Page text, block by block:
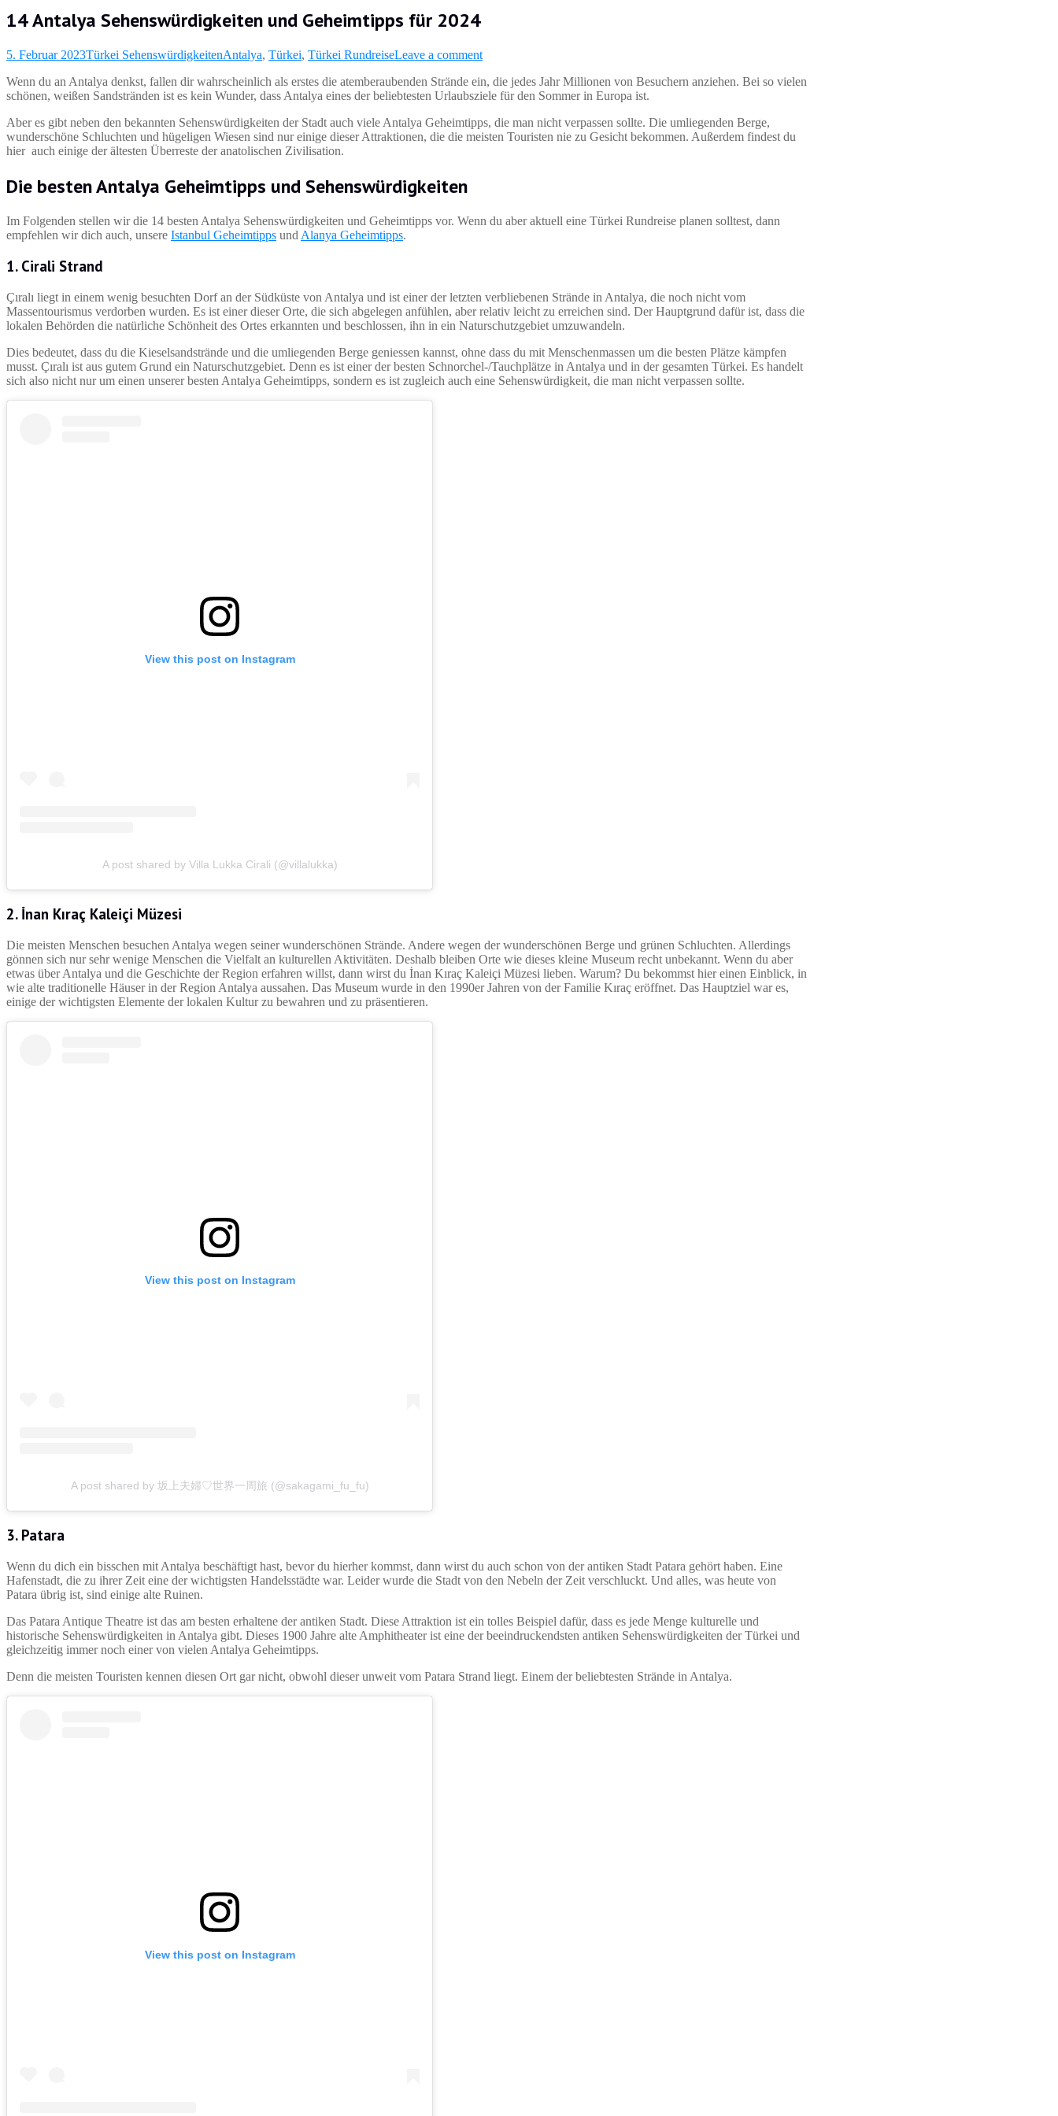
14 Antalya Sehenswürdigkeiten und Geheimtipps für 2024
5. Februar 2023Türkei SehenswürdigkeitenAntalya, Türkei, Türkei RundreiseLeave a comment
Wenn du an Antalya denkst, fallen dir wahrscheinlich als erstes die atemberaubenden Strände ein, die jedes Jahr Millionen von Besuchern anziehen. Bei so vielen
schönen, weißen Sandstränden ist es kein Wunder, dass Antalya eines der beliebtesten Urlaubsziele für den Sommer in Europa ist.
Aber es gibt neben den bekannten Sehenswürdigkeiten der Stadt auch viele Antalya Geheimtipps, die man nicht verpassen sollte. Die umliegenden Berge,
wunderschöne Schluchten und hügeligen Wiesen sind nur einige dieser Attraktionen, die die meisten Touristen nie zu Gesicht bekommen. Außerdem findest du
hier auch einige der ältesten Überreste der anatolischen Zivilisation.
Die bestenAntalya Geheimtipps und Sehenswürdigkeiten
Im Folgenden stellen wir die 14 besten Antalya Sehenswürdigkeiten und Geheimtipps vor. Wenn du aber aktuell eine Türkei Rundreise planen solltest, dann
empfehlen wir dich auch, unsere Istanbul Geheimtipps und Alanya Geheimtipps.
1. Cirali Strand
Çıralı liegt in einem wenig besuchten Dorf an der Südküste von Antalya und ist einer der letzten verbliebenen Strände in Antalya, die noch nicht vom
Massentourismus verdorben wurden. Es ist einer dieser Orte, die sich abgelegen anfühlen, aber relativ leicht zu erreichen sind. Der Hauptgrund dafür ist, dass die
lokalen Behörden die natürliche Schönheit des Ortes erkannten und beschlossen, ihn in ein Naturschutzgebiet umzuwandeln.
Dies bedeutet, dass du die Kieselsandstrände und die umliegenden Berge geniessen kannst, ohne dass du mit Menschenmassen um die besten Plätze kämpfen
musst. Çıralı ist aus gutem Grund ein Naturschutzgebiet. Denn es ist einer der besten Schnorchel-/Tauchplätze in Antalya und in der gesamten Türkei. Es handelt
sich also nicht nur um einen unserer besten Antalya Geheimtipps, sondern es ist zugleich auch eine Sehenswürdigkeit, die man nicht verpassen sollte.
View this post on Instagram
A post shared by Villa Lukka Cirali (@villalukka)
2. İnan Kıraç Kaleiçi Müzesi
Die meisten Menschen besuchen Antalya wegen seiner wunderschönen Strände. Andere wegen der wunderschönen Berge und grünen Schluchten. Allerdings
gönnen sich nur sehr wenige Menschen die Vielfalt an kulturellen Aktivitäten. Deshalb bleiben Orte wie dieses kleine Museum recht unbekannt. Wenn du aber
etwas über Antalya und die Geschichte der Region erfahren willst, dann wirst du İnan Kıraç Kaleiçi Müzesi lieben. Warum? Du bekommst hier einen Einblick, in
wie alte traditionelle Häuser in der Region Antalya aussahen. Das Museum wurde in den 1990er Jahren von der Familie Kıraç eröffnet. Das Hauptziel war es,
einige der wichtigsten Elemente der lokalen Kultur zu bewahren und zu präsentieren.
View this post on Instagram
A post shared by 坂上夫婦♡世界一周旅 (@sakagami_fu_fu)
3. Patara
Wenn du dich ein bisschen mit Antalya beschäftigt hast, bevor du hierher kommst, dann wirst du auch schon von der antiken Stadt Patara gehört haben. Eine
Hafenstadt, die zu ihrer Zeit eine der wichtigsten Handelsstädte war. Leider wurde die Stadt von den Nebeln der Zeit verschluckt. Und alles, was heute von
Patara übrig ist, sind einige alte Ruinen.
Das Patara Antique Theatre ist das am besten erhaltene der antiken Stadt. Diese Attraktion ist ein tolles Beispiel dafür, dass es jede Menge kulturelle und
historische Sehenswürdigkeiten in Antalya gibt. Dieses 1900 Jahre alte Amphitheater ist eine der beeindruckendsten antiken Sehenswürdigkeiten der Türkei und
gleichzeitig immer noch einer von vielen Antalya Geheimtipps.
Denn die meisten Touristen kennen diesen Ort gar nicht, obwohl dieser unweit vom Patara Strand liegt. Einem der beliebtesten Strände in Antalya.
View this post on Instagram